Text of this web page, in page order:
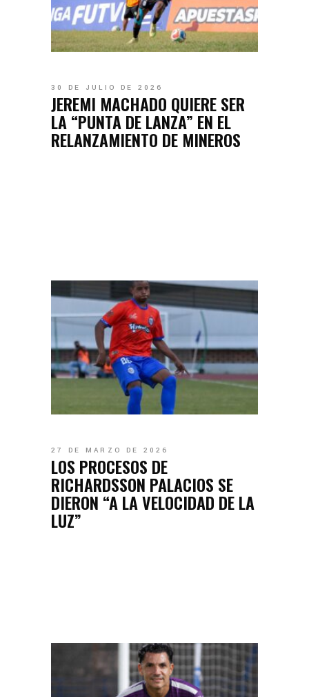
30 DE JULIO DE 2026
JEREMI MACHADO QUIERE SER
LA “PUNTA DE LANZA” EN EL
RELANZAMIENTO DE MINEROS
27 DE MARZO DE 2026
LOS PROCESOS DE
RICHARDSSON PALACIOS SE
DIERON “A LA VELOCIDAD DE LA
LUZ”